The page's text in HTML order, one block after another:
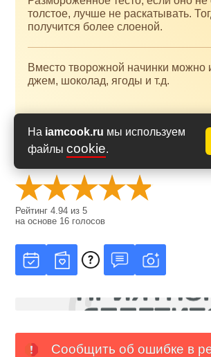
На iamcook.ru мы используем
файлы cookie.
толстое, лучше не раскатывать.
получится более слоеной.
Вместо творожной начинки можно
джем, шоколад, ягоды и т.д.
Оценить рецепт
Рейтинг4.94 из5
на основе 16 голосов
Сообщить об ошибке в